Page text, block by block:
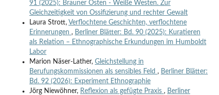
91 (2025): Brauner Osten - Weiße Westen. Zur
Gleichzeitigkeit von Ossifizierung und rechter Gewalt
Laura Strott, Verflochtene Geschichten, verflochtene
Erinnerungen , Berliner Blätter: Bd. 90 (2025): Kuratieren
als Relation – Ethnographische Erkundungen im Humboldt
Labor
Marion Näser-Lather, Gleichstellung in
Berufungskommissionen als sensibles Feld , Berliner Blätter:
Bd. 92 (2026): Experiment Ethnographie
Jörg Niewöhner, Reflexion als gefügte Praxis , Berliner